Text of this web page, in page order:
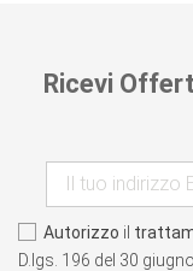
Ricevi
Autorizzo il
D.lgs. 196 del 30